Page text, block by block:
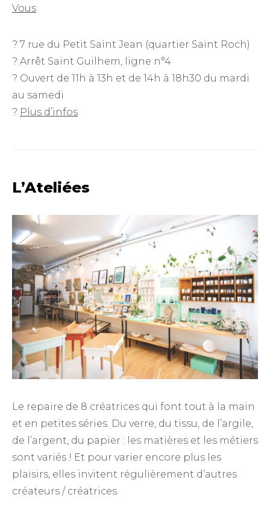
Vous
? 7 rue du Petit Saint Jean (quartier Saint Roch)
? Arrêt Saint Guilhem, ligne n°4
? Ouvert de 11h à 13h et de 14h à 18h30 du mardi
au samedi
? Plus d’infos
L’Ateliées
Le repaire de 8 créatrices qui font tout à la main
et en petites séries. Du verre, du tissu, de l’argile,
de l’argent, du papier : les matières et les métiers
sont variés ! Et pour varier encore plus les
plaisirs, elles invitent régulièrement d’autres
créateurs / créatrices.